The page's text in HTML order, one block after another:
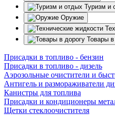
Туризм и
Оружие
Товары в
Присадки в топливо - бензин
Присадки в топливо - дизель
Аэрозольные очистители и
Антигель и размораживатели
Канистры для топлива
Присадки и кондиционеры
Щетки стеклоочистителя